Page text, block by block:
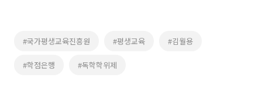
#국가평생교육진흥원 #평생교육 #김월용
#학점은행 #독학학위제